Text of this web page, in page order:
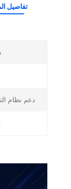
تفاصيل
دعم نظام